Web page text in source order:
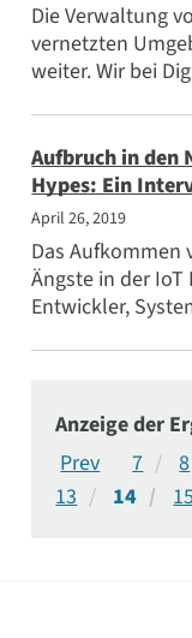
Die Verwaltung
vernetzten
weiter. Wir bei
Aufbruch in den
Hypes: Ein
April 26, 2019
Das Aufkommen
Ängste in der
Entwickler,
Anzeige der
7
8
13
14